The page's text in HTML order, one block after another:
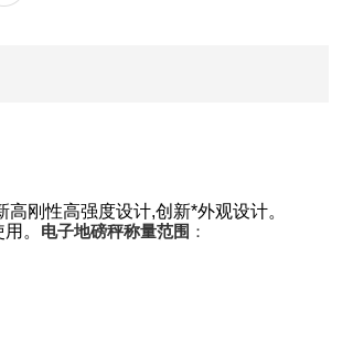
刚性高强度设计,创新*外观设计。
。 电子地磅秤称量范围 ：